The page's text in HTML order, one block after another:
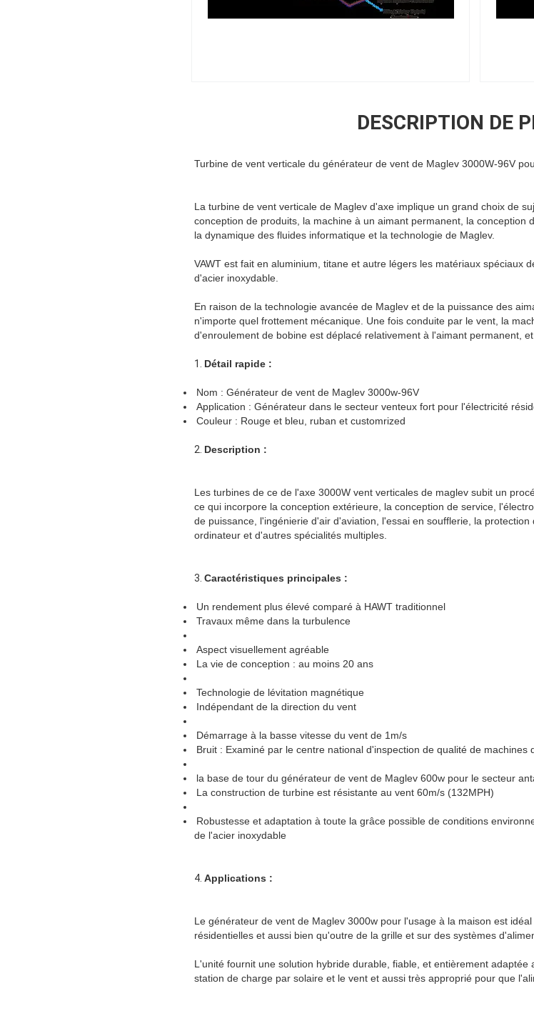
DESCRIPTION DE
Turbine de vent verticale du générateur de vent de Maglev 3000W-96V
La turbine de vent verticale de Maglev d'axe implique un grand choix de
conception de produits, la machine à un aimant permanent, la conception
la dynamique des fluides informatique et la technologie de Maglev.
VAWT est fait en aluminium, titane et autre légers les matériaux spéciaux
d'acier inoxydable.
En raison de la technologie avancée de Maglev et de la puissance des
n'importe quel frottement mécanique. Une fois conduite par le vent, la
d'enroulement de bobine est déplacé relativement à l'aimant permanent,
1. Détail rapide :
Nom : Générateur de vent de Maglev 3000w-96V
Application : Générateur dans le secteur venteux fort pour l'électricité
Couleur : Rouge et bleu, ruban et customrized
2. Description :
Les turbines de ce de l'axe 3000W vent verticales de maglev subit un
ce qui incorpore la conception extérieure, la conception de service,
de puissance, l'ingénierie d'air d'aviation, l'essai en soufflerie, la
ordinateur et d'autres spécialités multiples.
3. Caractéristiques principales :
Un rendement plus élevé comparé à HAWT traditionnel
Travaux même dans la turbulence
Aspect visuellement agréable
La vie de conception : au moins 20 ans
Technologie de lévitation magnétique
Indépendant de la direction du vent
Démarrage à la basse vitesse du vent de 1m/s
Bruit : Examiné par le centre national d'inspection de qualité de machines
la base de tour du générateur de vent de Maglev 600w pour le secteur
La construction de turbine est résistante au vent 60m/s (132MPH)
Robustesse et adaptation à toute la grâce possible de conditions
de l'acier inoxydable
4. Applications :
Le générateur de vent de Maglev 3000w pour l'usage à la maison est
résidentielles et aussi bien qu'outre de la grille et sur des systèmes
L'unité fournit une solution hybride durable, fiable, et entièrement
station de charge par solaire et le vent et aussi très approprié pour que